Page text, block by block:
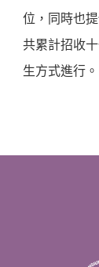
位，同時也
共累計招收
生方式進行。